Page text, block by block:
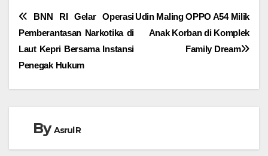
Navigasi
pos
Udin Maling OPPO A54 Milik
Anak Korban di Komplek
Family Dream
BNN RI Gelar Operasi
Pemberantasan Narkotika di
Laut Kepri Bersama Instansi
Penegak Hukum
ByAsrul R